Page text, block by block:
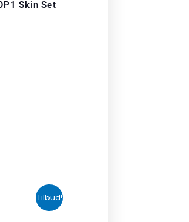
Skin Set
Tilbud!
oprindelige
Den
aktuelle